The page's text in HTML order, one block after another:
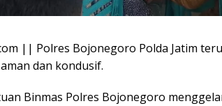
|| Polres Bojonegoro Polda Jatim
dan kondusif.
Binmas Polres Bojonegoro